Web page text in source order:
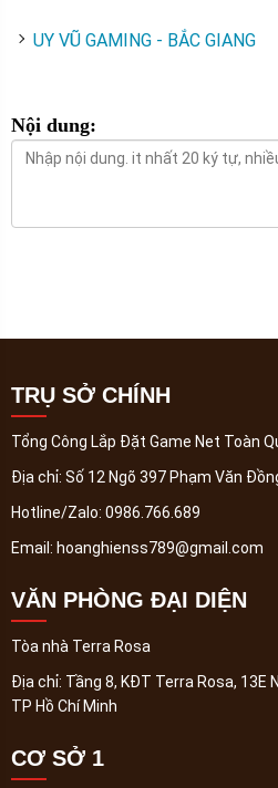
UY VŨ GAMING - BẮC GIANG
Nội dung:
TRỤ SỞ CHÍNH
Tổng Công Lắp Đặt Game Net Toàn
Địa chỉ: Số 12 Ngõ 397 Phạm Văn
Hotline/Zalo: 0986.766.689
Email: hoanghienss789@gmail.com
VĂN PHÒNG ĐẠI DIỆN
Tòa nhà Terra Rosa
Địa chỉ: Tầng 8, KĐT Terra Rosa, 13E
TP Hồ Chí Minh
CƠ SỞ 1